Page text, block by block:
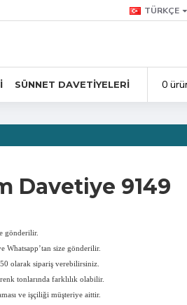
TÜRKÇE
SÜNNET DAVETIYELERI 0
Davetiye 9149
gönderilir.
Whatsapp’tan size gönderilir.
olarak sipariş verebilirsiniz.
tonlarında farklılık olabilir.
ve işçiliği müşteriye aittir.